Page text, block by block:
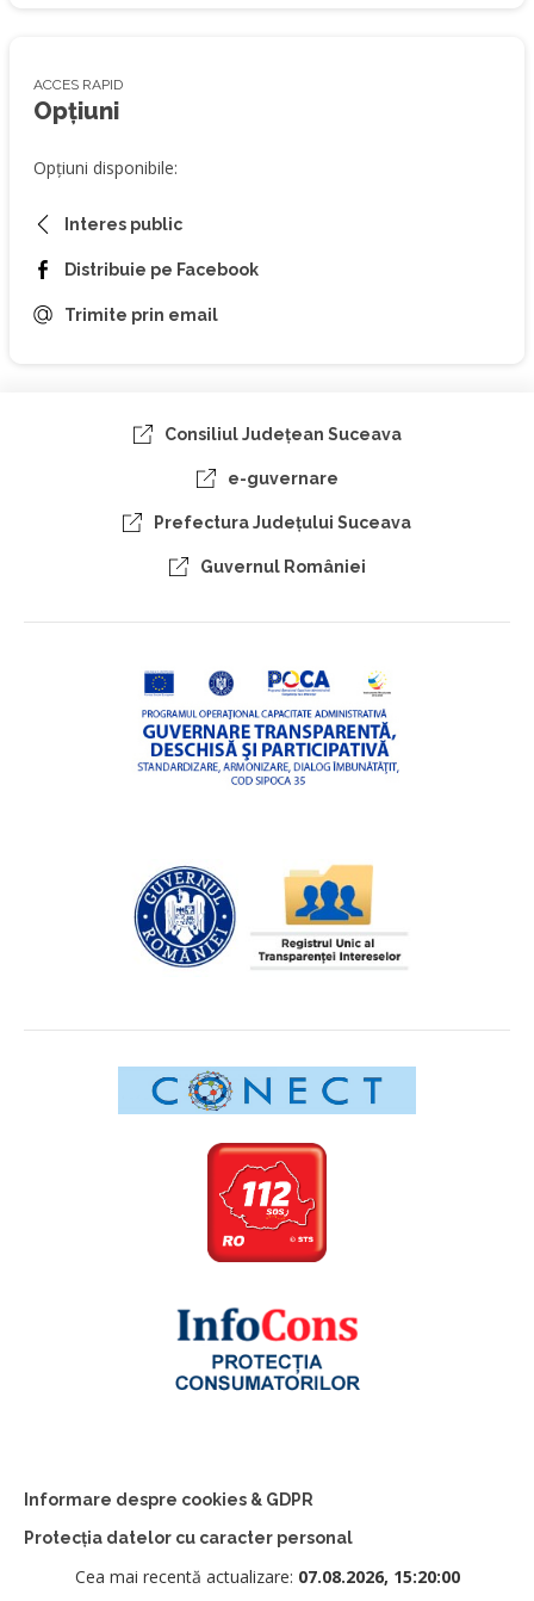
ACCES RAPID
Opțiuni
Opțiuni disponibile:
Interes public
Distribuie pe Facebook
Trimite prin email
Consiliul Judeţean Suceava
e-guvernare
Prefectura Judeţului Suceava
Guvernul României
Informare despre cookies & GDPR
Protecția datelor cu caracter personal
Cea mai recentă actualizare: 07.08.2026, 15:20:00